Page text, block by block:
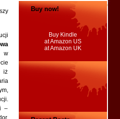
w
iż
–
Buy now!
Buy Kindle
at Amazon US
at Amazon UK